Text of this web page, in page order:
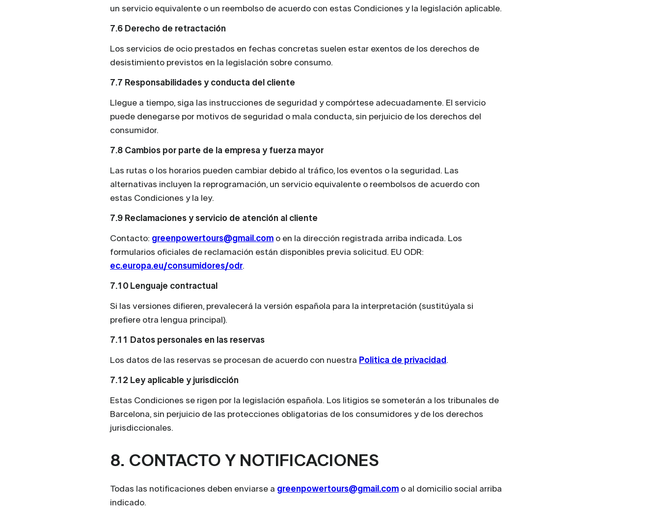
un servicio equivalente o un reembolso de acuerdo con estas Condiciones y la legislación aplicable.
7.6 Derecho de retractación
Los servicios de ocio prestados en fechas concretas suelen estar exentos de los derechos de
desistimiento previstos en la legislación sobre consumo.
7.7 Responsabilidades y conducta del cliente
Llegue a tiempo, siga las instrucciones de seguridad y compórtese adecuadamente. El servicio
puede denegarse por motivos de seguridad o mala conducta, sin perjuicio de los derechos del
consumidor.
7.8 Cambios por parte de la empresa y fuerza mayor
Las rutas o los horarios pueden cambiar debido al tráfico, los eventos o la seguridad. Las
alternativas incluyen la reprogramación, un servicio equivalente o reembolsos de acuerdo con
estas Condiciones y la ley.
7.9 Reclamaciones y servicio de atención al cliente
Contacto: greenpowertours@gmail.com o en la dirección registrada arriba indicada. Los
formularios oficiales de reclamación están disponibles previa solicitud. EU ODR:
ec.europa.eu/consumidores/odr.
7.10 Lenguaje contractual
Si las versiones difieren, prevalecerá la versión española para la interpretación (sustitúyala si
prefiere otra lengua principal).
7.11 Datos personales en las reservas
Los datos de las reservas se procesan de acuerdo con nuestra Politica de privacidad.
7.12 Ley aplicable y jurisdicción
Estas Condiciones se rigen por la legislación española. Los litigios se someterán a los tribunales de
Barcelona, sin perjuicio de las protecciones obligatorias de los consumidores y de los derechos
jurisdiccionales.
8. CONTACTO Y NOTIFICACIONES
Todas las notificaciones deben enviarse a greenpowertours@gmail.com o al domicilio social arriba
indicado.